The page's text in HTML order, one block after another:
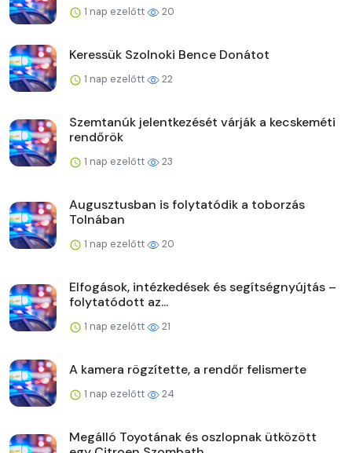
1 nap ezelőtt 20
Keressük Szolnoki Bence Donátot
1 nap ezelőtt 22
Szemtanúk jelentkezését várják a kecskeméti
rendőrök
1 nap ezelőtt 23
Augusztusban is folytatódik a toborzás
Tolnában
1 nap ezelőtt 20
Elfogások, intézkedések és segítségnyújtás –
folytatódott az...
1 nap ezelőtt 21
A kamera rögzítette, a rendőr felismerte
1 nap ezelőtt 24
Megálló Toyotának és oszlopnak ütközött